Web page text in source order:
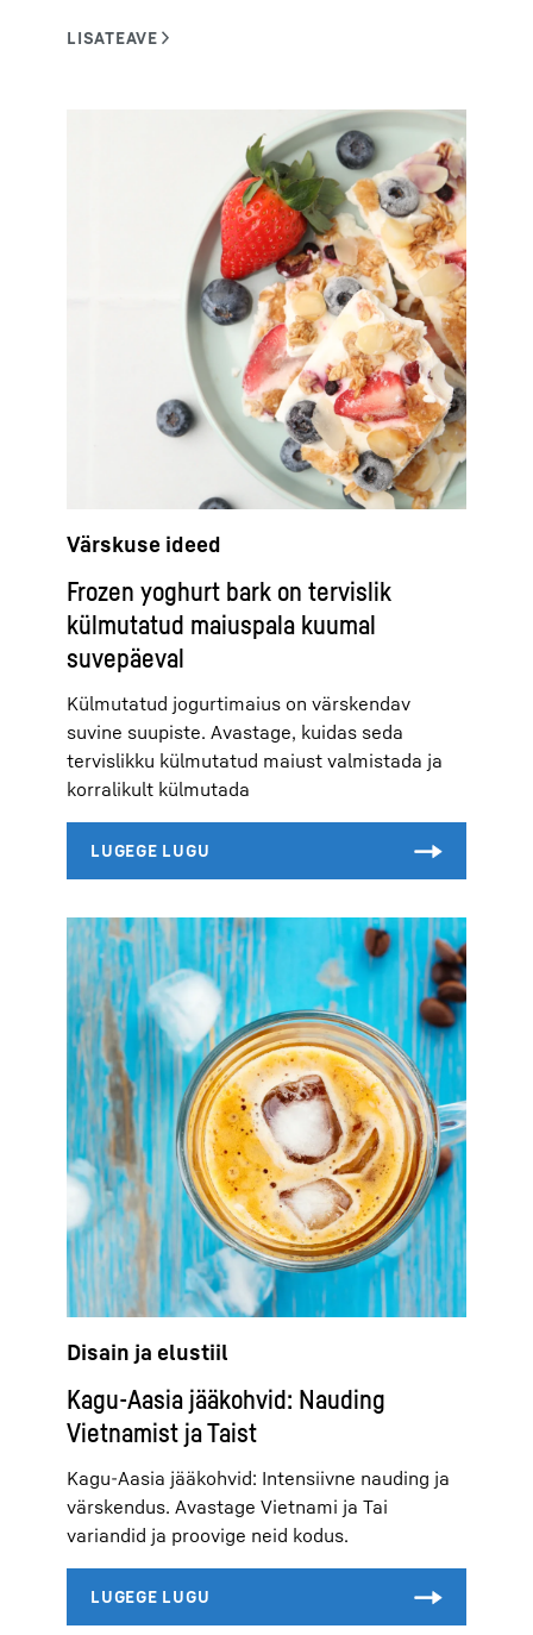
Värskuse ideed
Frozen yoghurt bark on tervislik
külmutatud maiuspala kuumal
suvepäeval
Külmutatud jogurtimaius on värskendav
suvine suupiste. Avastage, kuidas seda
tervislikku külmutatud maiust valmistada ja
korralikult külmutada
Disain ja elustiil
Kagu-Aasia jääkohvid: Nauding
Vietnamist ja Taist
Kagu-Aasia jääkohvid: Intensiivne nauding ja
värskendus. Avastage Vietnami ja Tai
variandid ja proovige neid kodus.